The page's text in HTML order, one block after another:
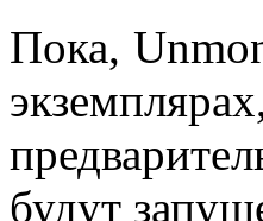
Пока,
будут